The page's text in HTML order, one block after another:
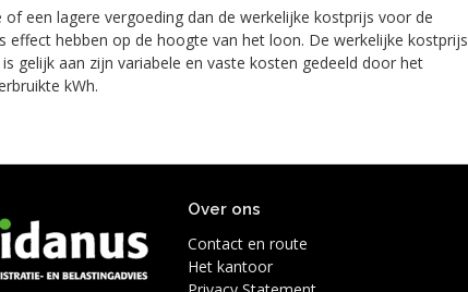
of een lagere vergoeding dan de werkelijke kostprijs voor de
effect hebben op de hoogte van het loon. De werkelijke kostprijs
gelijk aan zijn variabele en vaste kosten gedeeld door het
kWh.
Over ons
Contact en route
Het kantoor